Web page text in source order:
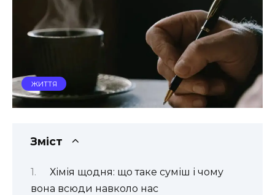
ЖИТТЯ
Зміст
Хімія щодня: що таке суміш і чому
вона всюди навколо нас